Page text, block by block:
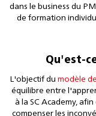
dans le business du
de formation
Qu'est-
L'objectif du modèle
équilibre entre
à la SC Academy,
compenser les